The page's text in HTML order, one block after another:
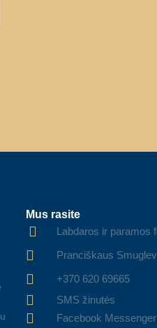
Mus rasite
Labdaros ir paramos
Pranciškaus
+370 620 69665
SMS žinutės
Facebook Messenger